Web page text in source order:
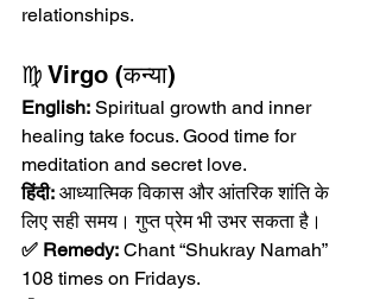
relationships.
♍ Virgo (कन्या)
English: Spiritual growth and inner
healing take focus. Good time for
meditation and secret love.
हिंदी: आध्यात्मिक विकास और आंतरिक शांति के
लिए सही समय। गुप्त प्रेम भी उभर सकता है।
✅ Remedy: Chant “Shukray Namah”
108 times on Fridays.